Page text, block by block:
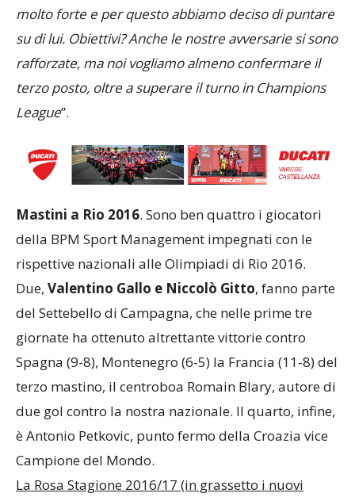
molto forte e per questo abbiamo deciso di puntare
su di lui. Obiettivi? Anche le nostre avversarie si sono
rafforzate, ma noi vogliamo almeno confermare il
terzo posto, oltre a superare il turno in Champions
League”.
Mastini a Rio 2016. Sono ben quattro i giocatori
della BPM Sport Management impegnati con le
rispettive nazionali alle Olimpiadi di Rio 2016.
Due, Valentino Gallo e Niccolò Gitto, fanno parte
del Settebello di Campagna, che nelle prime tre
giornate ha ottenuto altrettante vittorie contro
Spagna (9-8), Montenegro (6-5) la Francia (11-8) del
terzo mastino, il centroboa Romain Blary, autore di
due gol contro la nostra nazionale. Il quarto, infine,
è Antonio Petkovic, punto fermo della Croazia vice
Campione del Mondo.
La Rosa Stagione 2016/17 (in grassetto i nuovi